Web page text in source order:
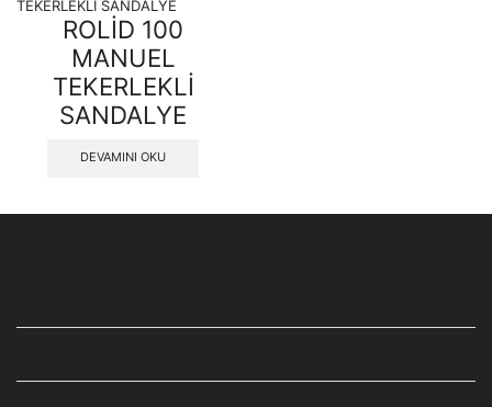
ROLİD 100
MANUEL
TEKERLEKLİ
SANDALYE
DEVAMINI OKU